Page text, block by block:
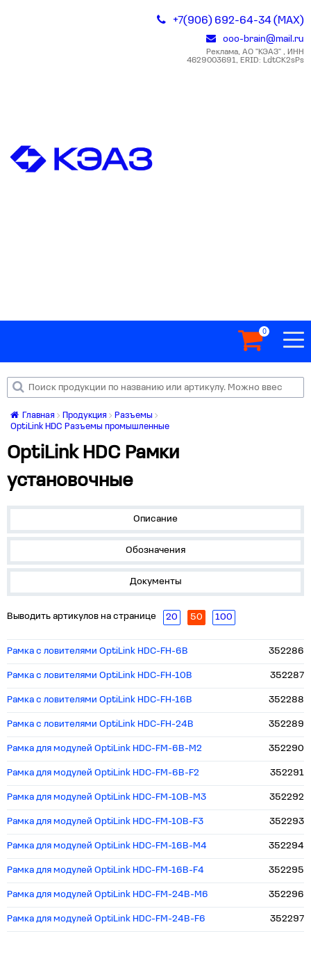
+7(906) 692-64-34 (MAX)
ooo-brain@mail.ru
Реклама, АО "КЭАЗ" , ИНН
4629003691, ERID: LdtCK2sPs
0
Главная Продукция
Разъемы
OptiLink HDC Разъемы промышленные
OptiLink HDC Рамки
установочные
Описание
Обозначения
Документы
Выводить артикулов на странице 20 50 100
Рамка с ловителями OptiLink HDC-FH-6B 352286
Рамка с ловителями OptiLink HDC-FH-10B 352287
Рамка с ловителями OptiLink HDC-FH-16B 352288
Рамка с ловителями OptiLink HDC-FH-24B 352289
Рамка для модулей OptiLink HDC-FM-6B-M2 352290
Рамка для модулей OptiLink HDC-FM-6B-F2 352291
Рамка для модулей OptiLink HDC-FM-10B-M3 352292
Рамка для модулей OptiLink HDC-FM-10B-F3 352293
Рамка для модулей OptiLink HDC-FM-16B-M4 352294
Рамка для модулей OptiLink HDC-FM-16B-F4 352295
Рамка для модулей OptiLink HDC-FM-24B-M6 352296
Рамка для модулей OptiLink HDC-FM-24B-F6 352297